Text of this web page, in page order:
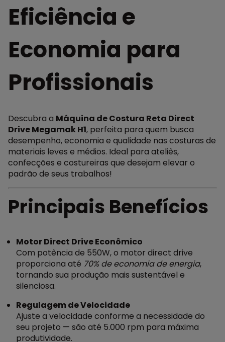
Eficiência e
Economia para
Profissionais
Descubra a Máquina de Costura Reta Direct
Drive Megamak H1, perfeita para quem busca
desempenho, economia e qualidade nas costuras de
materiais leves e médios. Ideal para ateliês,
confecções e costureiras que desejam elevar o
padrão de seus trabalhos!
Principais Benefícios
Motor Direct Drive Econômico
Com potência de 550W, o motor direct drive
proporciona até 70% de economia de energia,
tornando sua produção mais sustentável e
silenciosa.
Regulagem de Velocidade
Ajuste a velocidade conforme a necessidade do
seu projeto — são até 5.000 rpm para máxima
produtividade.